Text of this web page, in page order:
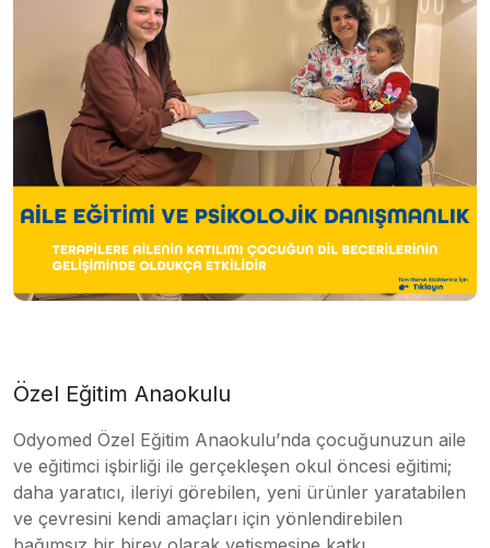
Özel Eğitim Anaokulu
Odyomed Özel Eğitim Anaokulu’nda çocuğunuzun aile
ve eğitimci işbirliği ile gerçekleşen okul öncesi eğitimi;
daha yaratıcı, ileriyi görebilen, yeni ürünler yaratabilen
ve çevresini kendi amaçları için yönlendirebilen